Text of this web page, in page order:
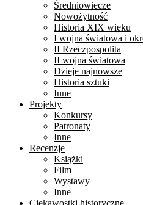
Średniowiecze
Nowożytność
Historia XIX wieku
I wojna światowa i
II Rzeczpospolita
II wojna światowa
Dzieje najnowsze
Historia sztuki
Inne
Projekty
Konkursy
Patronaty
Inne
Recenzje
Książki
Film
Wystawy
Inne